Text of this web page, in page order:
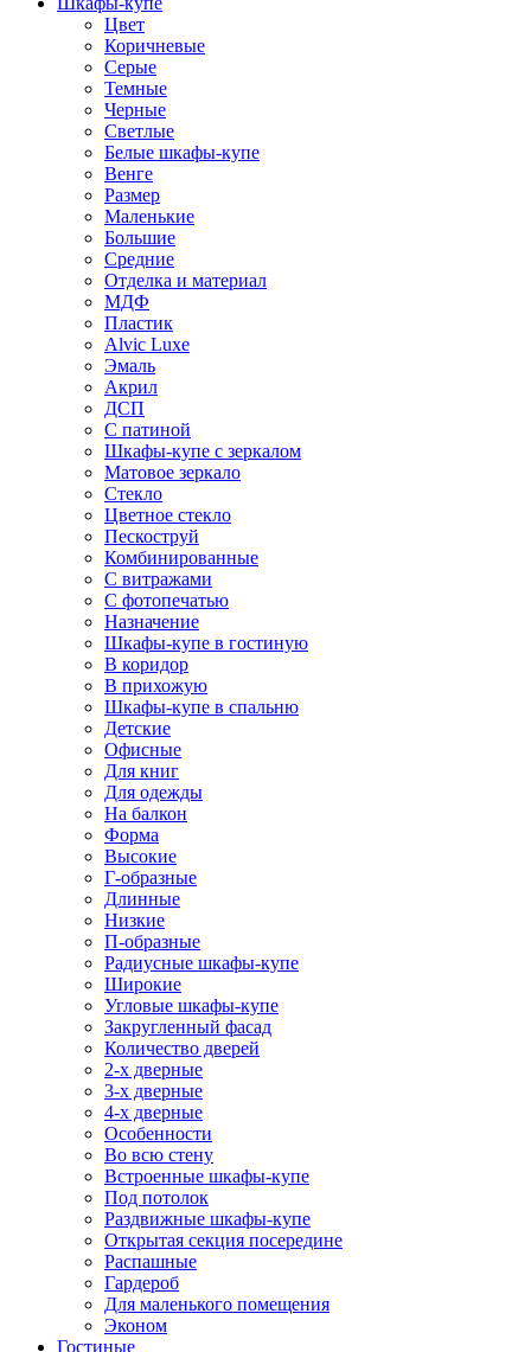
Цвет
Коричневые
Серые
Темные
Черные
Светлые
Белые шкафы-купе
Венге
Размер
Маленькие
Большие
Средние
Отделка и материал
МДФ
Пластик
Alvic Luxe
Эмаль
Акрил
ДСП
С патиной
Шкафы-купе с зеркалом
Матовое зеркало
Стекло
Цветное стекло
Пескоструй
Комбинированные
С витражами
С фотопечатью
Назначение
Шкафы-купе в гостиную
В коридор
В прихожую
Шкафы-купе в спальню
Детские
Офисные
Для книг
Для одежды
На балкон
Форма
Высокие
Г-образные
Длинные
Низкие
П-образные
Радиусные шкафы-купе
Широкие
Угловые шкафы-купе
Закругленный фасад
Количество дверей
2-х дверные
3-х дверные
4-х дверные
Особенности
Во всю стену
Встроенные шкафы-купе
Под потолок
Раздвижные шкафы-купе
Открытая секция посередине
Распашные
Гардероб
Для маленького помещения
Эконом
Гостиные